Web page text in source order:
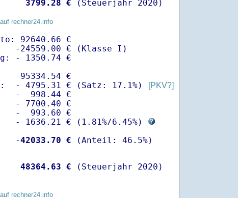
3799.28 € (Steuerjahr 2020)
rechner24.info
92640.66 €
-24559.00 € (Klasse I)
- 1350.74 €
95334.54 €
- 4795.31 € (Satz: 17.1%)
[PKV?]
-  998.44 €
- 7700.40 €
-  993.60 €
- 1636.21 € ( 1.81%/6.45%)
-42033.70 €
48364.63 € (Steuerjahr 2020)
rechner24.info